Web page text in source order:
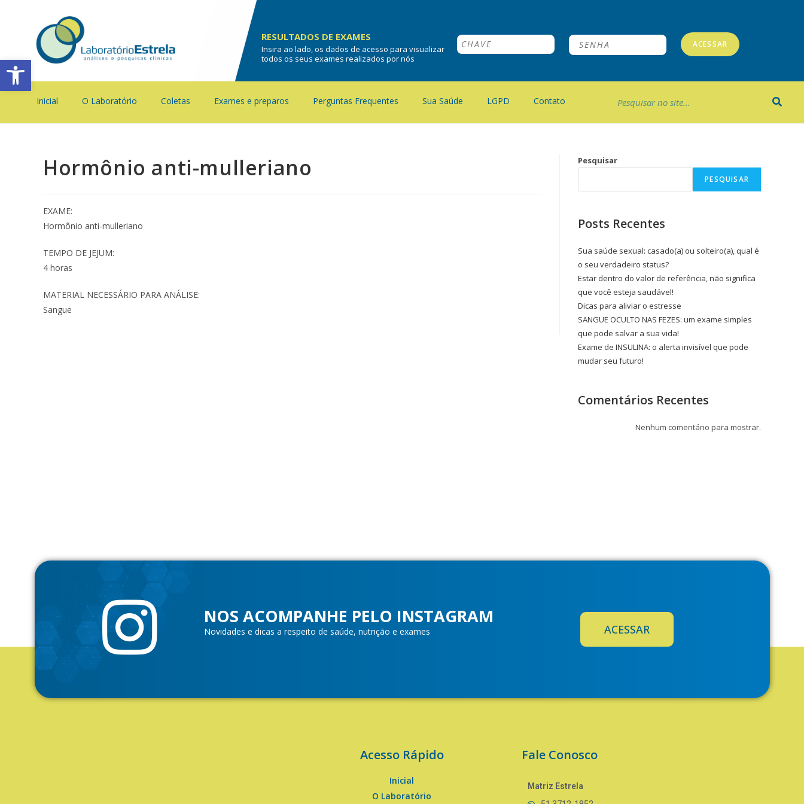
Barra de Ferramentas Aberta
RESULTADOS DE EXAMES
Insira ao lado, os dados de acesso para visualizar
todos os seus exames realizados por nós
ACESSAR
Inicial O Laboratório Coletas Exames e preparos Perguntas Frequentes Sua Saúde LGPD Contato
Hormônio anti-mulleriano
EXAME:
Hormônio anti-mulleriano
TEMPO DE JEJUM:
4 horas
MATERIAL NECESSÁRIO PARA ANÁLISE:
Sangue
Pesquisar
PESQUISAR
Posts Recentes
Sua saúde sexual: casado(a) ou solteiro(a), qual é
o seu verdadeiro status?
Estar dentro do valor de referência, não significa
que você esteja saudável!
Dicas para aliviar o estresse
SANGUE OCULTO NAS FEZES: um exame simples
que pode salvar a sua vida!
Exame de INSULINA: o alerta invisível que pode
mudar seu futuro!
Comentários Recentes
Nenhum comentário para mostrar.
NOS ACOMPANHE PELO INSTAGRAM
Novidades e dicas a respeito de saúde, nutrição e exames ACESSAR
Acesso Rápido
Inicial
O Laboratório
Fale Conosco
Matriz Estrela